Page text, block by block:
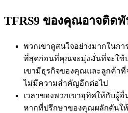
TFRS9 ของคุณอาจติด
พวกเขาดูสนใจอย่างมากในก
ที่สุดก่อนที่คุณจะมุ่งมั่นที่จะใช้
เขามีธุรกิจของคุณและลูกค้าที่
ไม่มีความสำคัญอีกต่อไป
เวลาของพวกเขาอุทิศให้กับผู้
หากที่ปรึกษาของคุณผลักดัน